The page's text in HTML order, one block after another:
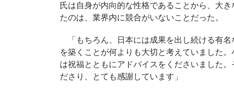
氏は自身が内向的な性格であることから、大
たのは、業界内に競合がいないことだった。
「もちろん、日本には成果を出し続ける有
を築くことが何よりも大切と考えていました
は祝福とともにアドバイスをくださいました
ださり、とても感謝しています」